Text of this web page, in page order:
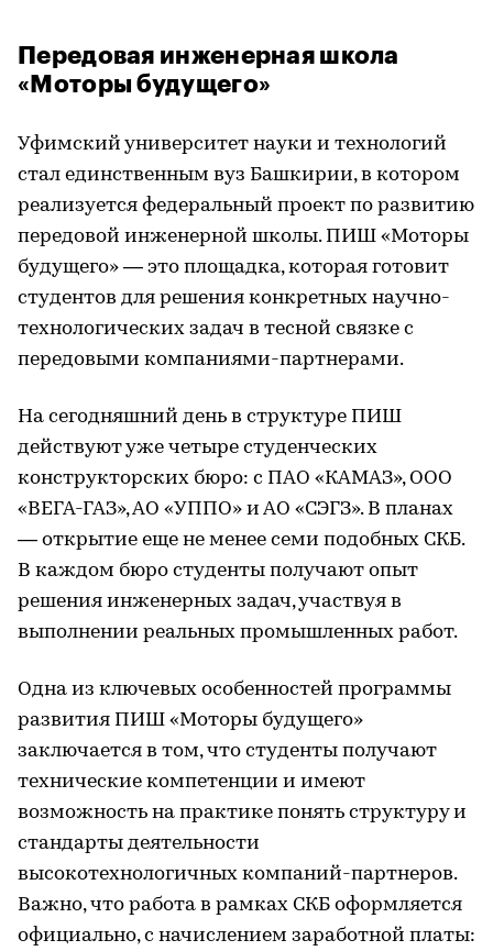
Передовая инженерная школа
«Моторы будущего»
Уфимский университет науки и технологий
стал единственным вуз Башкирии, в котором
реализуется федеральный проект по развитию
передовой инженерной школы. ПИШ «Моторы
будущего» — это площадка, которая готовит
студентов для решения конкретных научно-
технологических задач в тесной связке с
передовыми компаниями-партнерами.
На сегодняшний день в структуре ПИШ
действуют уже четыре студенческих
конструкторских бюро: с ПАО «КАМАЗ», ООО
«ВЕГА-ГАЗ», АО «УППО» и АО «СЭГЗ». В планах
— открытие еще не менее семи подобных СКБ.
В каждом бюро студенты получают опыт
решения инженерных задач, участвуя в
выполнении реальных промышленных работ.
Одна из ключевых особенностей программы
развития ПИШ «Моторы будущего»
заключается в том, что студенты получают
технические компетенции и имеют
возможность на практике понять структуру и
стандарты деятельности
высокотехнологичных компаний-партнеров.
Важно, что работа в рамках СКБ оформляется
официально, с начислением заработной платы: